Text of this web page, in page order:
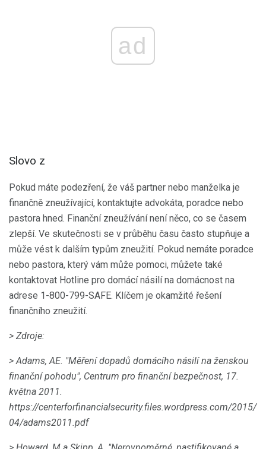
ad
Slovo z
Pokud máte podezření, že váš partner nebo manželka je
finančně zneužívající, kontaktujte advokáta, poradce nebo
pastora hned. Finanční zneužívání není něco, co se časem
zlepší. Ve skutečnosti se v průběhu času často stupňuje a
může vést k dalším typům zneužití. Pokud nemáte poradce
nebo pastora, který vám může pomoci, můžete také
kontaktovat Hotline pro domácí násilí na domácnost na
adrese 1-800-799-SAFE. Klíčem je okamžité řešení
finančního zneužití.
> Zdroje:
> Adams, AE. "Měření dopadů domácího násilí na ženskou
finanční pohodu", Centrum pro finanční bezpečnost, 17.
května 2011.
https://centerforfinancialsecurity.files.wordpress.com/2015/
04/adams2011.pdf